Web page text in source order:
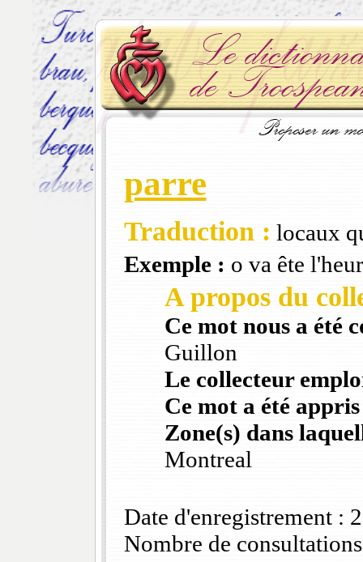
parre
Traduction : locaux
Exemple : o va ête
A propos du
Ce mot nous a été
Guillon
Le collecteur
Ce mot a été
Zone(s) dans
Montreal
Date d'enregistrement :
Nombre de